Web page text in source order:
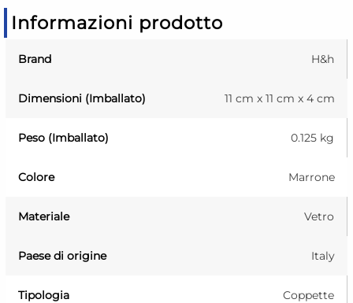
Informazioni prodotto
Brand H&h
Dimensioni (Imballato) 11 cm x 11 cm x 4 cm
Peso (Imballato) 0.125 kg
Colore Marrone
Materiale Vetro
Paese di origine Italy
Tipologia Coppette